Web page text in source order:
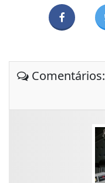
Comentários: